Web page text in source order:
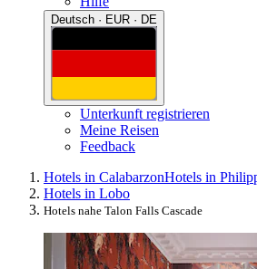
Deutsch · EUR · DE
Unterkunft registrieren
Meine Reisen
Feedback
Hotels in CalabarzonHotels in
Hotels in Lobo
Hotels nahe Talon Falls Cascade